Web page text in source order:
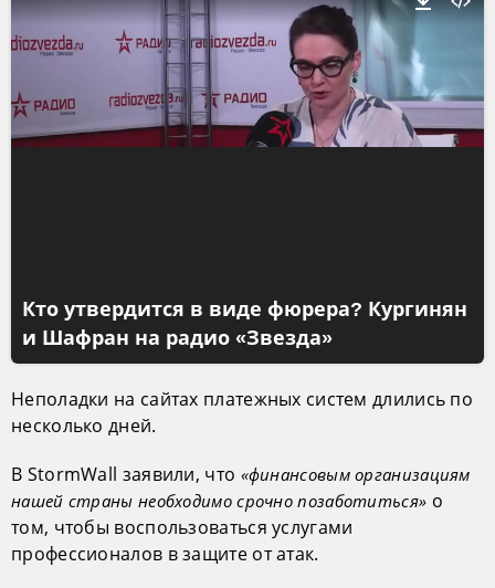
Кто утвердится в виде фюрера? Кургинян
и Шафран на радио «Звезда»
Неполадки на сайтах платежных систем длились по
несколько дней.
В StormWall заявили, что «финансовым организациям
нашей страны необходимо срочно позаботиться» о
том, чтобы воспользоваться услугами
профессионалов в защите от атак.